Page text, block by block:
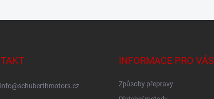
info@schuberthmotors.cz
INFORMACE PRO VÁS
Způsoby přepravy